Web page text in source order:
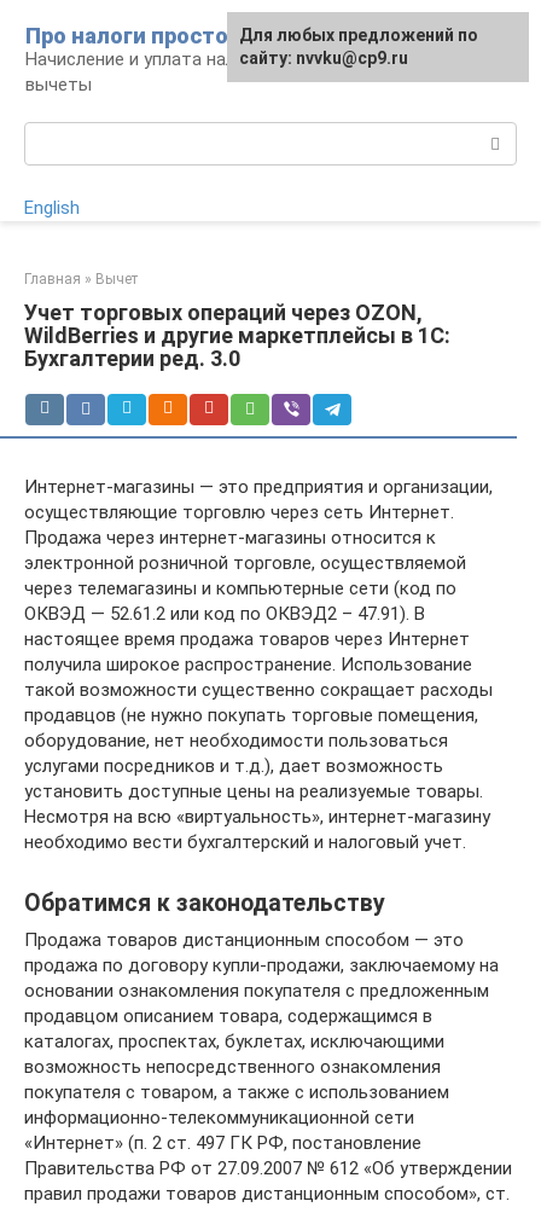
контенту
Про налоги просто
Начисление и уплата налогов, налоговые
вычеты
English
Главная » Вычет
Учет торговых операций через OZON,
WildBerries и другие маркетплейсы в 1С:
Бухгалтерии ред. 3.0
Интернет-магазины — это предприятия и организации,
осуществляющие торговлю через сеть Интернет.
Продажа через интернет-магазины относится к
электронной розничной торговле, осуществляемой
через телемагазины и компьютерные сети (код по
ОКВЭД — 52.61.2 или код по ОКВЭД2 – 47.91). В
настоящее время продажа товаров через Интернет
получила широкое распространение. Использование
такой возможности существенно сокращает расходы
продавцов (не нужно покупать торговые помещения,
оборудование, нет необходимости пользоваться
услугами посредников и т.д.), дает возможность
установить доступные цены на реализуемые товары.
Несмотря на всю «виртуальность», интернет-магазину
необходимо вести бухгалтерский и налоговый учет.
Обратимся к законодательству
Продажа товаров дистанционным способом — это
продажа по договору купли-продажи, заключаемому на
основании ознакомления покупателя с предложенным
продавцом описанием товара, содержащимся в
каталогах, проспектах, буклетах, исключающими
возможность непосредственного ознакомления
покупателя с товаром, а также с использованием
информационно-телекоммуникационной сети
«Интернет» (п. 2 ст. 497 ГК РФ, постановление
Правительства РФ от 27.09.2007 № 612 «Об утверждении
правил продажи товаров дистанционным способом», ст.
Для любых предложений по
сайту: nvvku@cp9.ru